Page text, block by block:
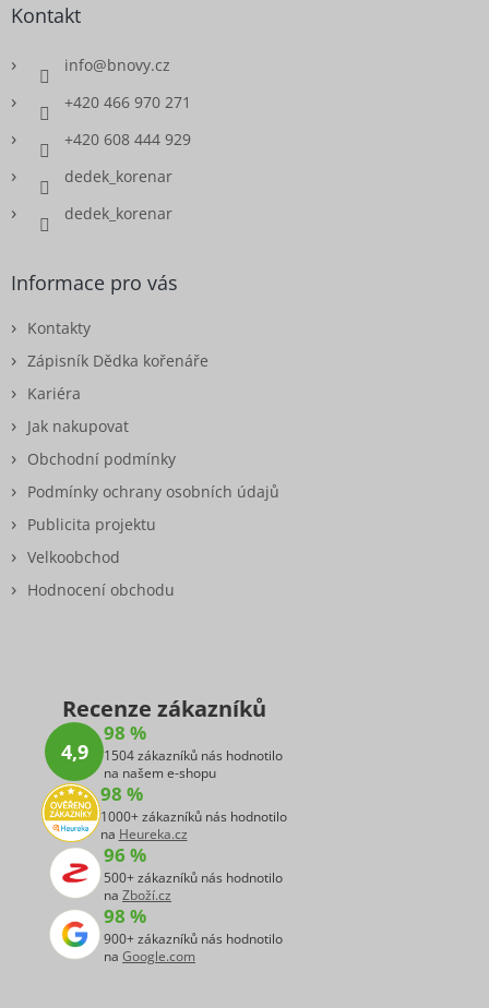
Kontakt
info@bnovy.cz
+420 466 970 271
+420 608 444 929
dedek_korenar
dedek_korenar
Informace pro vás
Kontakty
Zápisník Dědka kořenáře
Kariéra
Jak nakupovat
Obchodní podmínky
Podmínky ochrany osobních údajů
Publicita projektu
Velkoobchod
Hodnocení obchodu
Recenze zákazníků
4,9
98 %
1504 zákazníků nás hodnotilo
na našem e-shopu
98 %
1000+ zákazníků nás hodnotilo
na Heureka.cz
96 %
500+ zákazníků nás hodnotilo
na Zboží.cz
98 %
900+ zákazníků nás hodnotilo
na Google.com